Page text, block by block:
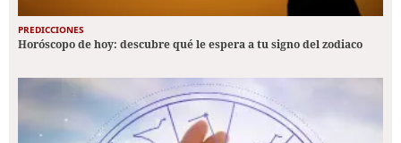
PREDICCIONES
Horóscopo de hoy: descubre qué le espera a tu signo del zodiaco